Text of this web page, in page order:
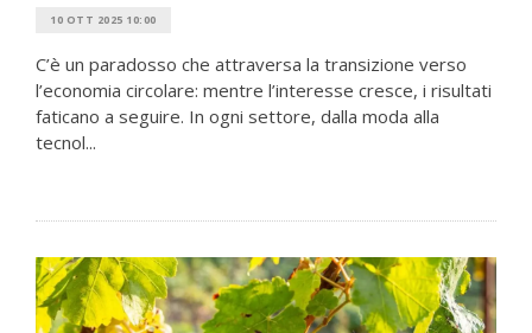
10 OTT 2025 10:00
C’è un paradosso che attraversa la transizione verso
l’economia circolare: mentre l’interesse cresce, i risultati
faticano a seguire. In ogni settore, dalla moda alla
tecnol...